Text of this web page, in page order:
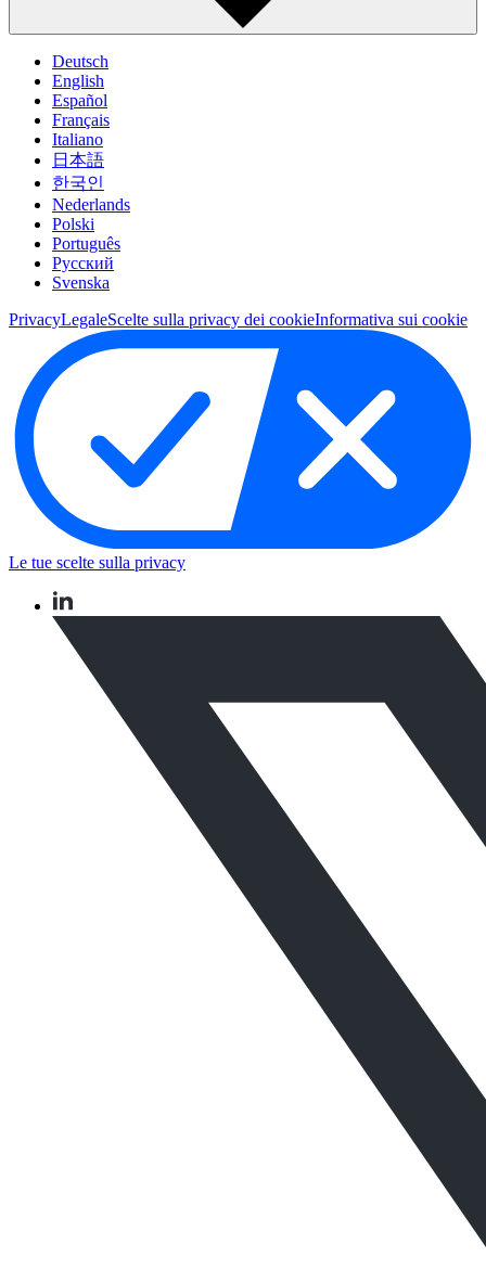
Deutsch
English
Español
Français
Italiano
日本語
한국인
Nederlands
Polski
Português
Pусский
Svenska
PrivacyLegaleScelte sulla privacy dei cookieInformativa sui cookie
Le tue scelte sulla privacy